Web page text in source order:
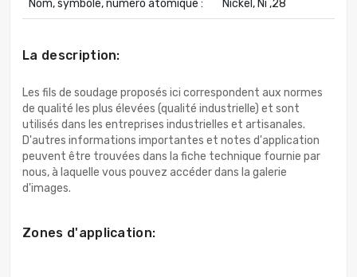
Nom, symbole, numéro atomique : Nickel, Ni ,28
La description:
Les fils de soudage proposés ici correspondent aux normes
de qualité les plus élevées (qualité industrielle) et sont
utilisés dans les entreprises industrielles et artisanales.
D'autres informations importantes et notes d'application
peuvent être trouvées dans la fiche technique fournie par
nous, à laquelle vous pouvez accéder dans la galerie
d'images.
Zones d'application: